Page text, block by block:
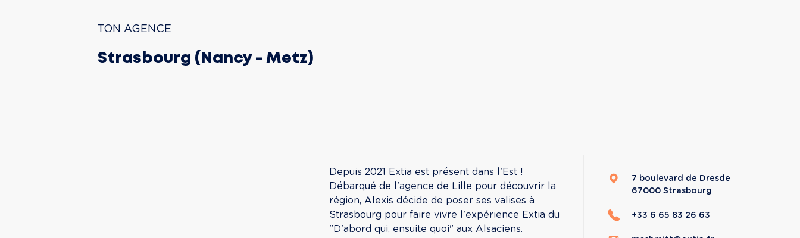
TON AGENCE
Strasbourg (Nancy - Metz)
Depuis 2021 Extia est présent dans l'Est !
Débarqué de l'agence de Lille pour découvrir la
région, Alexis décide de poser ses valises à
Strasbourg pour faire vivre l'expérience Extia du
"D'abord qui, ensuite quoi" aux Alsaciens.
7 boulevard de Dresde
67000 Strasbourg
+33 6 65 83 26 63